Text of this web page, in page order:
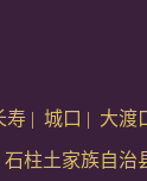
寿| 城口 | 大渡
石柱土家族自治